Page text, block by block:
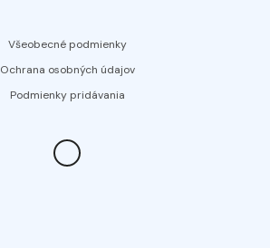
Všeobecné podmienky
Ochrana osobných údajov
Podmienky pridávania